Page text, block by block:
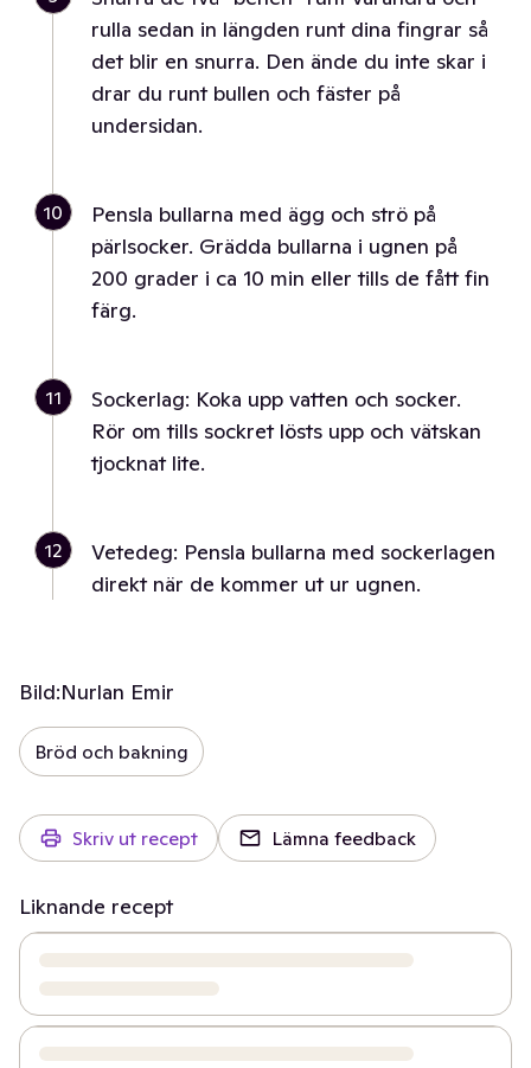
rulla sedan in längden runt dina fingrar så
det blir en snurra. Den ände du inte skar i
drar du runt bullen och fäster på
undersidan.
10
Pensla bullarna med ägg och strö på
pärlsocker. Grädda bullarna i ugnen på
200 grader i ca 10 min eller tills de fått fin
färg.
11
Sockerlag: Koka upp vatten och socker.
Rör om tills sockret lösts upp och vätskan
tjocknat lite.
12
Vetedeg: Pensla bullarna med sockerlagen
direkt när de kommer ut ur ugnen.
Bild:Nurlan Emir
Bröd och bakning
Skriv ut recept Lämna feedback
Liknande recept